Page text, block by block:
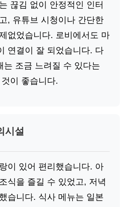
끊김 없이 안정적인 인터
, 유튜브 시청이나 간단한
없었습니다. 로비에서도 마
연결이 잘 되었습니다. 다
는 조금 느려질 수 있다는
이 좋습니다.
시설
이 있어 편리했습니다. 아
식을 즐길 수 있었고, 저녁
습니다. 식사 메뉴는 일본